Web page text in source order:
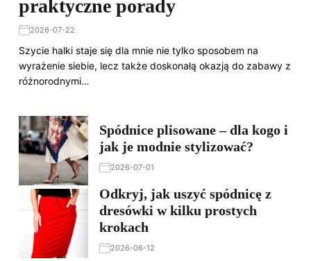
praktyczne porady
2026-07-22
Szycie halki staje się dla mnie nie tylko sposobem na
wyrażenie siebie, lecz także doskonałą okazją do zabawy z
różnorodnymi…
Spódnice plisowane – dla kogo i
jak je modnie stylizować?
2026-07-01
Odkryj, jak uszyć spódnicę z
dresówki w kilku prostych
krokach
2026-06-12